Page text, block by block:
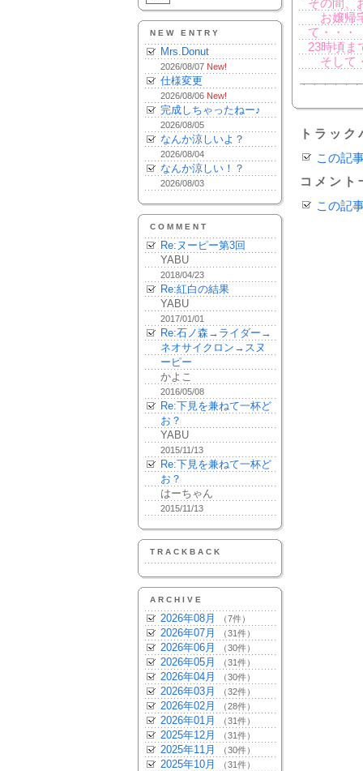
NEW ENTRY
Mrs.Donut
2026/08/07 New!
仕様変更
2026/08/06 New!
完成しちゃったねー♪
2026/08/05
なんか涼しいよ？
2026/08/04
なんか涼しい！？
2026/08/03
COMMENT
Re:ヌーピー第3回
YABU
2018/04/23
Re:紅白の結果
YABU
2017/01/01
Re:石ノ森→ライダー→
ネオサイクロン→スヌ
ーピー
かよこ
2016/05/08
Re:下見を兼ねて一杯ど
お？
YABU
2015/11/13
Re:下見を兼ねて一杯ど
お？
はーちゃん
2015/11/13
TRACKBACK
ARCHIVE
2026年08月 （7件）
2026年07月 （31件）
2026年06月 （30件）
2026年05月 （31件）
2026年04月 （30件）
2026年03月 （32件）
2026年02月 （28件）
2026年01月 （31件）
2025年12月 （31件）
2025年11月 （30件）
2025年10月 （31件）
その間、
お嬢帰
て・・・
23時頃ま
そして
トラッ
この記
コメント
この記